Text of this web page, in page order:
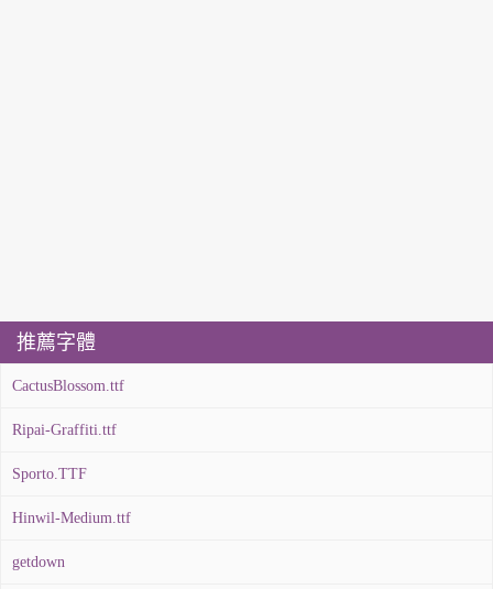
推薦字體
CactusBlossom.ttf
Ripai-Graffiti.ttf
Sporto.TTF
Hinwil-Medium.ttf
getdown